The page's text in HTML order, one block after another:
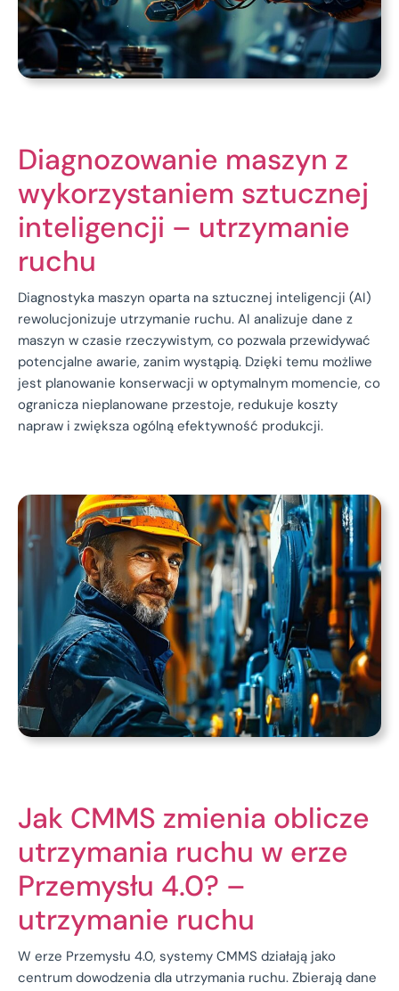
Diagnozowanie maszyn z
wykorzystaniem sztucznej
inteligencji – utrzymanie
ruchu
Diagnostyka maszyn oparta na sztucznej inteligencji (AI)
rewolucjonizuje utrzymanie ruchu. AI analizuje dane z
maszyn w czasie rzeczywistym, co pozwala przewidywać
potencjalne awarie, zanim wystąpią. Dzięki temu możliwe
jest planowanie konserwacji w optymalnym momencie, co
ogranicza nieplanowane przestoje, redukuje koszty
napraw i zwiększa ogólną efektywność produkcji.
Jak CMMS zmienia oblicze
utrzymania ruchu w erze
Przemysłu 4.0? –
utrzymanie ruchu
W erze Przemysłu 4.0, systemy CMMS działają jako
centrum dowodzenia dla utrzymania ruchu. Zbierają dane